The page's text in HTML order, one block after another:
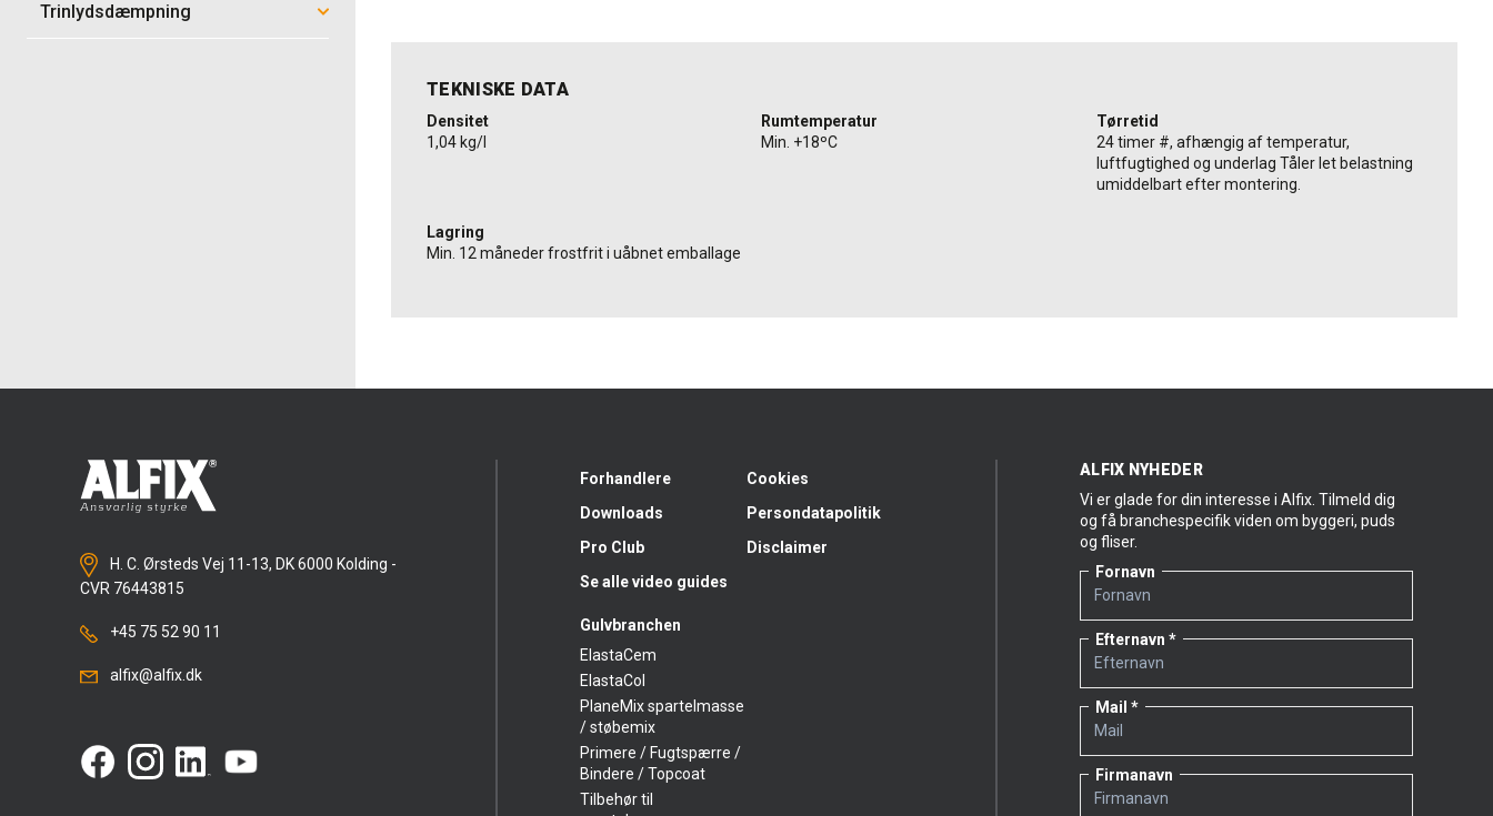
Trinlydsdæmpning
TEKNISKE DATA
Densitet
1,04 kg/l
Rumtemperatur
Min. +18ºC
Tørretid
24 timer #, afhængig af temperatur,
luftfugtighed og underlag Tåler let belastning
umiddelbart efter montering.
Lagring
Min. 12 måneder frostfrit i uåbnet emballage
H. C. Ørsteds Vej 11-13, DK 6000 Kolding -
CVR 76443815
+45 75 52 90 11
alfix@alfix.dk
Forhandlere
Downloads
Pro Club
Se alle video guides
Gulvbranchen
ElastaCem
ElastaCol
PlaneMix spartelmasse
/ støbemix
Primere / Fugtspærre /
Bindere / Topcoat
Tilbehør til
Cookies
Persondatapolitik
Disclaimer
ALFIX NYHEDER
Vi er glade for din interesse i Alfix. Tilmeld dig
og få branchespecifik viden om byggeri, puds
og fliser.
Fornavn
Efternavn
Mail
Firmanavn